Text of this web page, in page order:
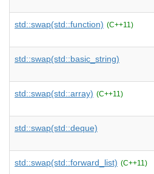
std::swap(std::function) (C++11)
std::swap(std::basic_string)
std::swap(std::array) (C++11)
std::swap(std::deque)
std::swap(std::forward_list) (C++11)